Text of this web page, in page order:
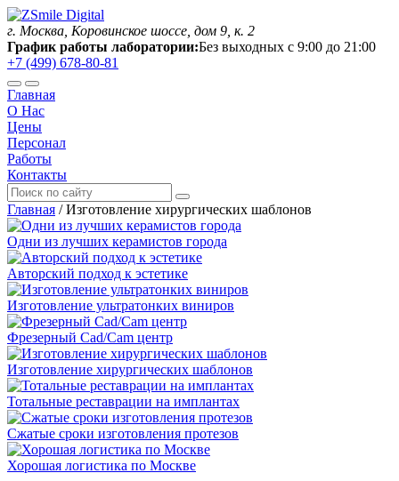
г. Москва, Коровинское шоссе, дом 9, к. 2
График работы лаборатории:Без выходных с 9:00 до 21:00
+7 (499) 678-80-81
Главная
О Нас
Цены
Персонал
Работы
Контакты
Главная /Изготовление хирургических шаблонов
Одни из лучших керамистов города
Авторский подход к эстетике
Изготовление ультратонких виниров
Фрезерный Cad/Cam центр
Изготовление хирургических шаблонов
Тотальные реставрации на имплантах
Сжатые сроки изготовления протезов
Хорошая логистика по Москве